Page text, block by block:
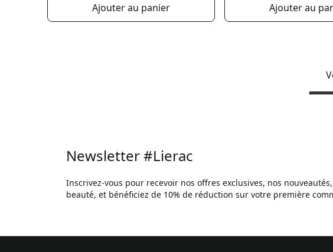
Ajouter au panier Ajouter au
Newsletter #Lierac
Inscrivez-vous pour recevoir nos offres exclusives, nos
beauté, et bénéficiez de 10% de réduction sur votre première